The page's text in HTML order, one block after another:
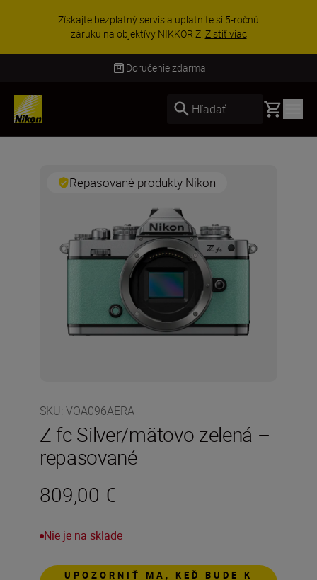
Získajte bezplatný servis a uplatnite si 5-ročnú
záruku na objektívy NIKKOR Z. Zistiť viac
Doručenie zdarma
Hľadať Basket
Repasované produkty Nikon
SKU: VOA096AERA
Z fc Silver/mätovo zelená –
repasované
809,00 €
Nie je na sklade
UPOZORNIŤ MA, KEĎ BUDE K